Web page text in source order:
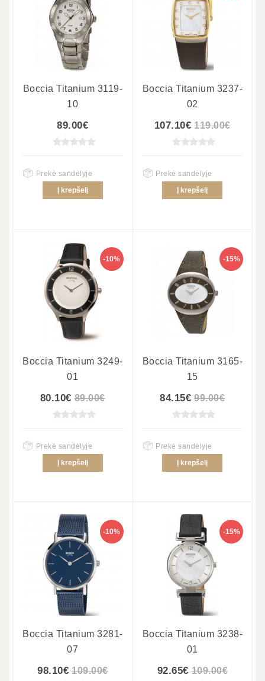
Boccia Titanium 3119-
10
89.00€
Prekė sandėlyje
Į krepšelį
Boccia Titanium 3237-
02
107.10€ 119.00€
Prekė sandėlyje
Į krepšelį
-10%
Boccia Titanium 3249-
01
80.10€ 89.00€
Prekė sandėlyje
Į krepšelį
-15%
Boccia Titanium 3165-
15
84.15€ 99.00€
Prekė sandėlyje
Į krepšelį
-10%
Boccia Titanium 3281-
07
98.10€ 109.00€
-15%
Boccia Titanium 3238-
01
92.65€ 109.00€